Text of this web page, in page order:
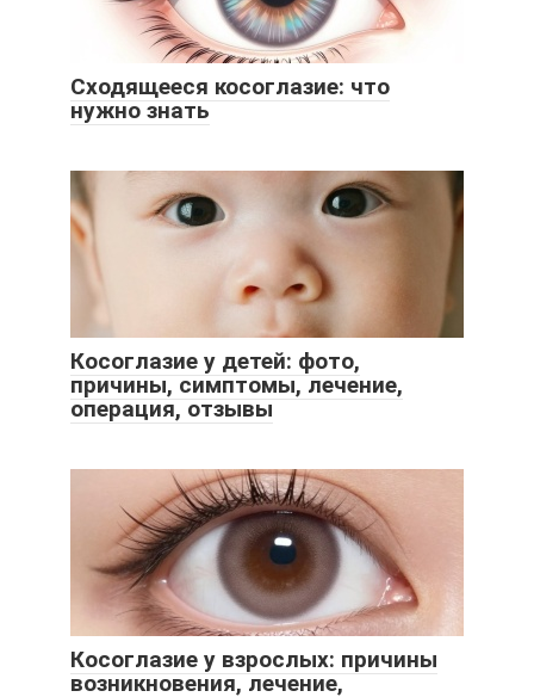
Сходящееся косоглазие: что
нужно знать
Косоглазие у детей: фото,
причины, симптомы, лечение,
операция, отзывы
Косоглазие у взрослых: причины
возникновения, лечение,